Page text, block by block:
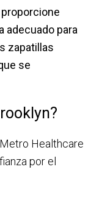
adecuado para
zapatillas
se